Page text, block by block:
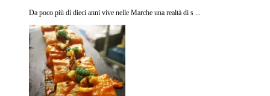
Da poco più di dieci anni vive nelle Marche una realtà di s ...